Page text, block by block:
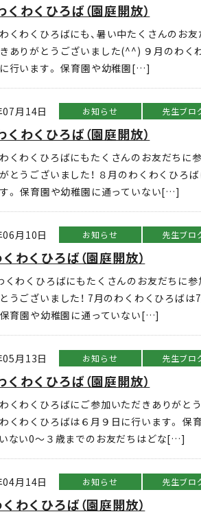
くわくひろば（園庭開放）
くわくひろばにも、暑い中たくさんのお
ありがとうございました(^^) ９月のわく
行います。 保育園や幼稚園[…]
月14日 お知らせ 先生ブロ
くわくひろば（園庭開放）
くわくひろばにもたくさんのお友だちに
とうございました！ ８月のわくわくひろば
。 保育園や幼稚園に通っていない[…]
月10日 お知らせ 先生ブロ
わくひろば（園庭開放）
くわくひろばにもたくさんのお友だちに参
うございました！ 7月のわくわくひろばは
保育園や幼稚園に通っていない[…]
月13日 お知らせ 先生ブロ
くわくひろば（園庭開放）
くわくひろばにご参加いただきありがとう
くわくひろばは６月９日に行います。 保
ない0～３歳までのお友だちはどな[…]
月14日 お知らせ 先生ブロ
わくひろば（園庭開放）